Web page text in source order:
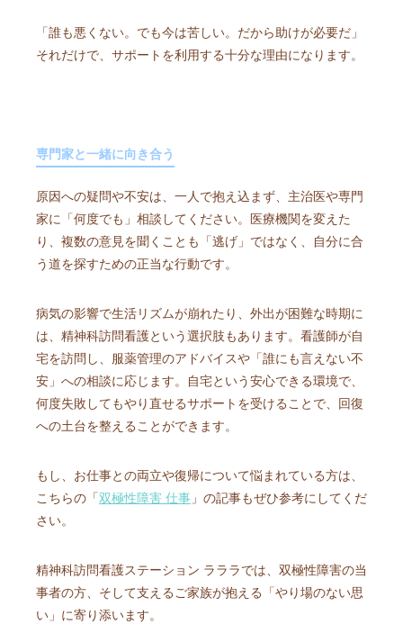
「誰も悪くない。でも今は苦しい。だから助けが必要だ」
それだけで、サポートを利用する十分な理由になります。
専門家と一緒に向き合う
原因への疑問や不安は、一人で抱え込まず、主治医や専門
家に「何度でも」相談してください。医療機関を変えた
り、複数の意見を聞くことも「逃げ」ではなく、自分に合
う道を探すための正当な行動です。
病気の影響で生活リズムが崩れたり、外出が困難な時期に
は、精神科訪問看護という選択肢もあります。看護師が自
宅を訪問し、服薬管理のアドバイスや「誰にも言えない不
安」への相談に応じます。自宅という安心できる環境で、
何度失敗してもやり直せるサポートを受けることで、回復
への土台を整えることができます。
もし、お仕事との両立や復帰について悩まれている方は、
こちらの「双極性障害 仕事 」の記事もぜひ参考にしてくだ
さい。
精神科訪問看護ステーション ラララでは、双極性障害の当
事者の方、そして支えるご家族が抱える「やり場のない思
い」に寄り添います。